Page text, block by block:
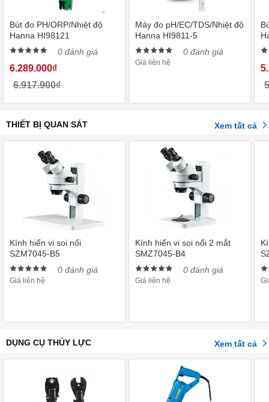
Bút đo PH/ORP/Nhiệt độ
Hanna HI98121
0 đánh giá
6.289.000₫
6.917.900₫
Máy đo pH/EC/TDS/Nhiệt độ
Hanna HI9811-5
0 đánh giá
Giá liên hệ
THIẾT BỊ QUAN SÁT Xem tất cả
Kính hiển vi soi nổi
SZM7045-B5
0 đánh giá
Giá liên hệ
Kính hiển vi soi nổi 2 mắt
SMZ7045-B4
0 đánh giá
Giá liên hệ
DỤNG CỤ THỦY LỰC Xem tất cả